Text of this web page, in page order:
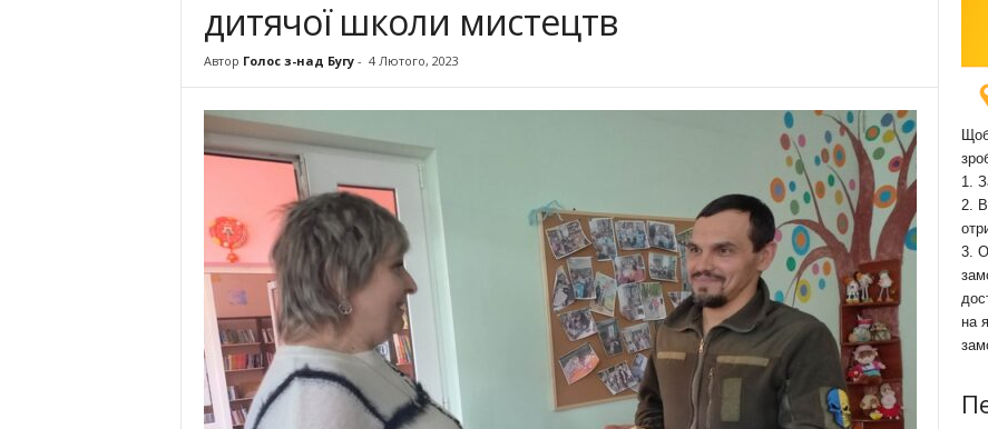
дитячої шко­ли мистецтв
Автор Голос з-над Бугу- 4 Лютого, 2023
1.
2.
3.
на